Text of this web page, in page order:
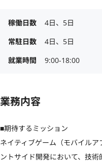
稼働日数
4日、5日
常駐日数
4日、5日
就業時間
9:00-18:00
業務内容
■期待するミッション
ネイティブゲーム（モバイル
ントサイド開発において、技